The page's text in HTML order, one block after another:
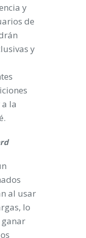
y
de
y
la
al usar
lo